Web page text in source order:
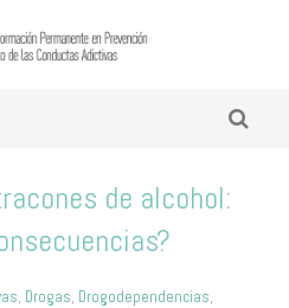
de alcohol:
, Drogas, Drogodependencias,